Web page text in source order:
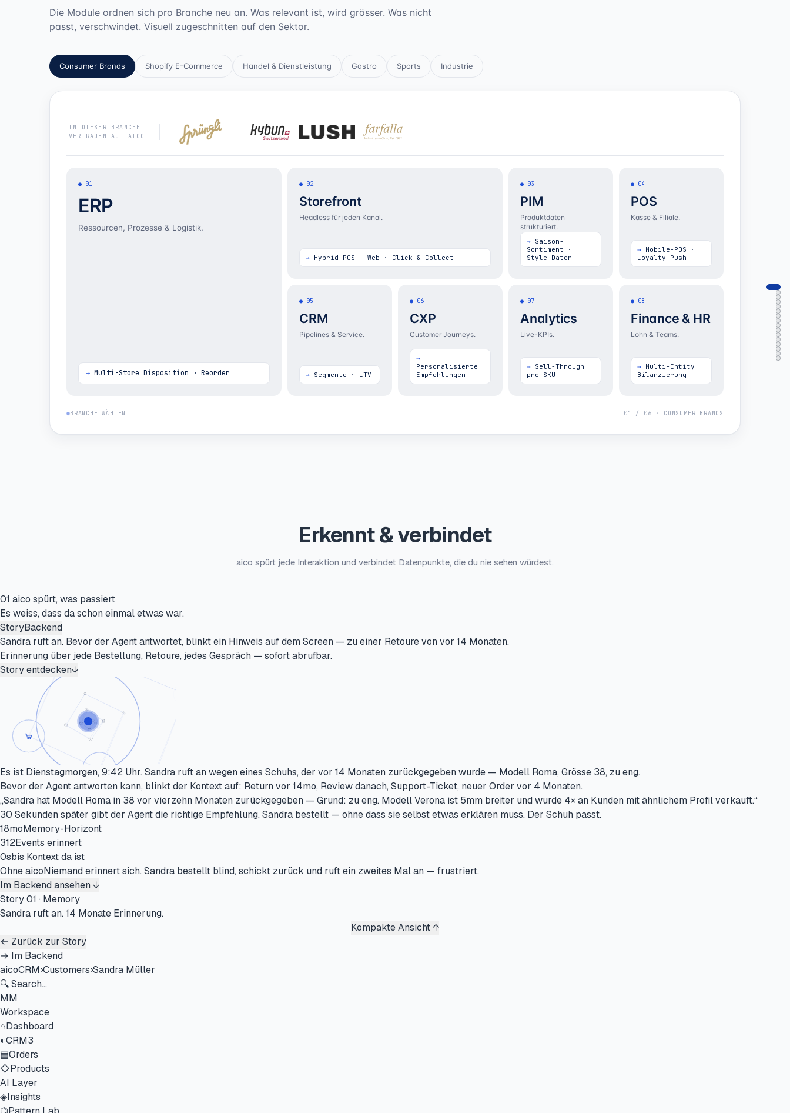
Die Module ordnen sich pro Branche neu an. Was relevant ist, wird grösser. Was nicht
passt, verschwindet. Visuell zugeschnitten auf den Sektor.
Consumer Brands Shopify E-Commerce Handel & Dienstleistung Gastro Sports Industrie
IN DIESER BRANCHE
VERTRAUEN AUF AICO
01
ERP
Ressourcen, Prozesse & Logistik.
Multi-Store Disposition · Reorder
02
Storefront
Headless für jeden Kanal.
Hybrid POS + Web · Click & Collect
03
PIM
Produktdaten
strukturiert.
Saison-
Sortiment ·
Style-Daten
04
POS
Kasse & Filiale.
Mobile-POS ·
Loyalty-Push
05
CRM
Pipelines & Service.
Segmente · LTV
06
CXP
Customer Journeys.
Personalisierte
Empfehlungen
07
Analytics
Live-KPIs.
Sell-Through
pro SKU
08
Finance & HR
Lohn & Teams.
Multi-Entity
Bilanzierung
BRANCHE WÄHLEN 01 / 06 · CONSUMER BRANDS
Erkennt & verbindet
aico spürt jede Interaktion und verbindet Datenpunkte, die du nie sehen würdest.
01 aico spürt, was passiert
Es weiss, dass da schon einmal etwas war.
StoryBackend
Sandra ruft an. Bevor der Agent antwortet, blinkt ein Hinweis auf dem Screen — zu einer Retoure von vor 14 Monaten.
Erinnerung über jede Bestellung, Retoure, jedes Gespräch — sofort abrufbar.
Story entdecken↓
Es ist Dienstagmorgen, 9:42 Uhr. Sandra ruft an wegen eines Schuhs, der vor 14 Monaten zurückgegeben wurde — Modell Roma, Grösse 38, zu eng.
Bevor der Agent antworten kann, blinkt der Kontext auf: Return vor 14mo, Review danach, Support-Ticket, neuer Order vor 4 Monaten.
„Sandra hat Modell Roma in 38 vor vierzehn Monaten zurückgegeben — Grund: zu eng. Modell Verona ist 5mm breiter und wurde 4× an Kunden mit ähnlichem Profil verkauft.“
30 Sekunden später gibt der Agent die richtige Empfehlung. Sandra bestellt — ohne dass sie selbst etwas erklären muss. Der Schuh passt.
18moMemory-Horizont
312Events erinnert
0sbis Kontext da ist
Ohne aicoNiemand erinnert sich. Sandra bestellt blind, schickt zurück und ruft ein zweites Mal an — frustriert.
Im Backend ansehen ↓
Story 01 · Memory
Sandra ruft an.14 Monate Erinnerung.
Kompakte Ansicht↑
← Zurück zur Story
→ Im Backend
aicoCRM›Customers›Sandra Müller
🔍 Search...
MM
Workspace
⌂Dashboard
◐ CRM3
▤Orders
◇Products
AI Layer
◈Insights